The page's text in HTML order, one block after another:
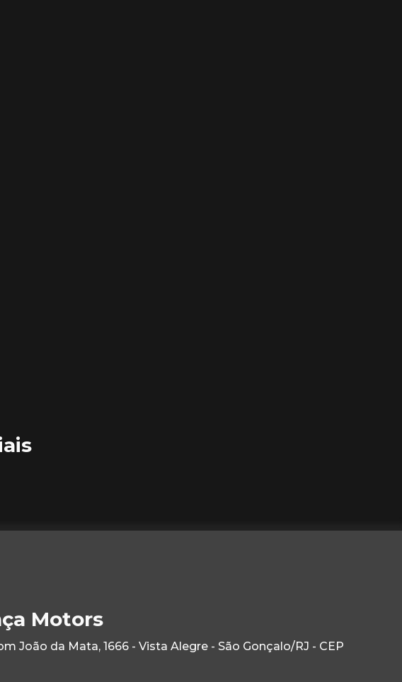
Motors
João da Mata, 1666 - Vista Alegre - São Gonçalo/RJ - CEP